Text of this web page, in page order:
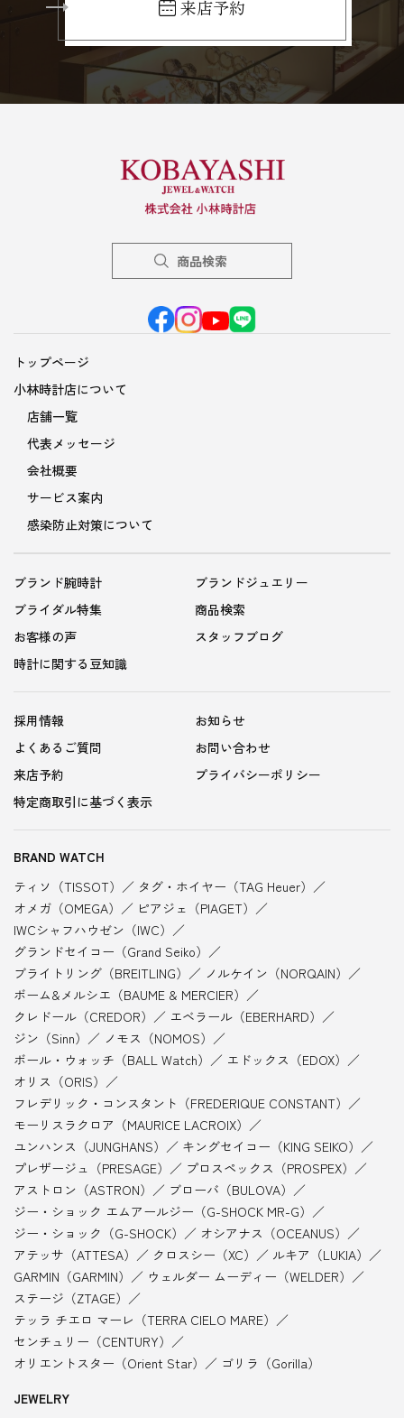
来店予約
商品検索
トップページ
小林時計店について
店舗一覧
代表メッセージ
会社概要
サービス案内
感染防止対策について
ブランド腕時計
ブランドジュエリー
ブライダル特集
商品検索
お客様の声
スタッフブログ
時計に関する豆知識
採用情報
お知らせ
よくあるご質問
お問い合わせ
来店予約
プライバシーポリシー
特定商取引に基づく表示
BRAND WATCH
ティソ（TISSOT）
タグ・ホイヤー（TAG Heuer）
オメガ（OMEGA）
ピアジェ（PIAGET）
IWCシャフハウゼン（IWC）
グランドセイコー（Grand Seiko）
ブライトリング（BREITLING）
ノルケイン（NORQAIN）
ボーム&メルシエ（BAUME & MERCIER）
クレドール（CREDOR）
エベラール（EBERHARD）
ジン（Sinn）
ノモス（NOMOS）
ボール・ウォッチ（BALL Watch）
エドックス（EDOX）
オリス（ORIS）
フレデリック・コンスタント（FREDERIQUE CONSTANT）
モーリスラクロア（MAURICE LACROIX）
ユンハンス（JUNGHANS）
キングセイコー（KING SEIKO）
プレザージュ（PRESAGE）
プロスペックス（PROSPEX）
アストロン（ASTRON）
ブローバ（BULOVA）
ジー・ショック エムアールジー（G-SHOCK MR-G）
ジー・ショック（G-SHOCK）
オシアナス（OCEANUS）
アテッサ（ATTESA）
クロスシー（XC）
ルキア（LUKIA）
GARMIN（GARMIN）
ウェルダー ムーディー（WELDER）
ステージ（ZTAGE）
テッラ チエロ マーレ（TERRA CIELO MARE）
センチュリー（CENTURY）
オリエントスター（Orient Star）
ゴリラ（Gorilla）
JEWELRY